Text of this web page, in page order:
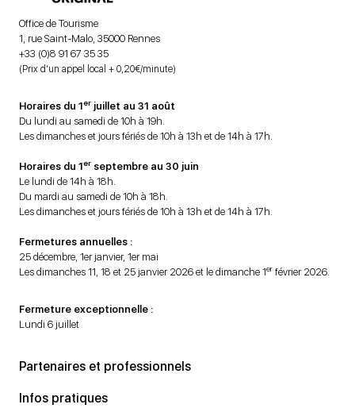
Office de Tourisme
1, rue Saint-Malo, 35000 Rennes
+33 (0)8 91 67 35 35
(Prix d’un appel local + 0,20€/minute)
Horaires du 1er juillet au 31 août
Du lundi au samedi de 10h à 19h.
Les dimanches et jours fériés de 10h à 13h et de 14h à 17h.
Horaires du 1er septembre au 30 juin
Le lundi de 14h à 18h.
Du mardi au samedi de 10h à 18h.
Les dimanches et jours fériés de 10h à 13h et de 14h à 17h.
Fermetures annuelles :
25 décembre, 1er janvier, 1er mai
Les dimanches 11, 18 et 25 janvier 2026 et le dimanche 1er février 2026.
Fermeture exceptionnelle :
Lundi 6 juillet
Partenaires et professionnels
Infos pratiques